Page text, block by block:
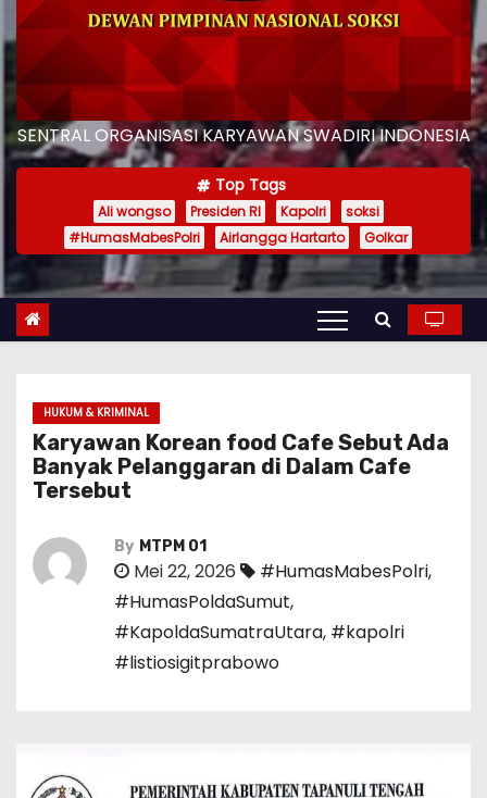
SENTRAL ORGANISASI KARYAWAN SWADIRI INDONESIA
Top Tags
Ali wongso Presiden RI Kapolri
soksi
#HumasMabesPolri
Airlangga Hartarto Golkar
HUKUM & KRIMINAL
Karyawan Korean food Cafe Sebut Ada
Banyak Pelanggaran di Dalam Cafe
Tersebut
By MTPM 01
Mei 22, 2026 #HumasMabesPolri,
#HumasPoldaSumut,
#KapoldaSumatraUtara, #kapolri
#listiosigitprabowo